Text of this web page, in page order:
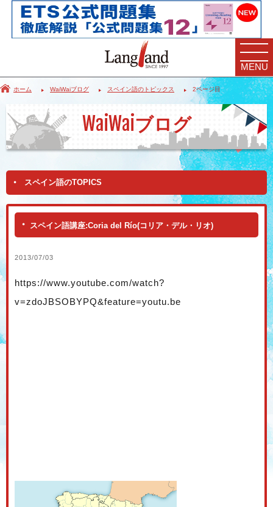
MENU
ホーム WaiWaiブログ スペイン語のトピックス 2ページ目
WaiWaiブログ
スペイン語のTOPICS
スペイン語講座:Coria del Río(コリア・デル・リオ)
2013/07/03
https://www.youtube.com/watch?
v=zdoJBSOBYPQ&feature=youtu.be